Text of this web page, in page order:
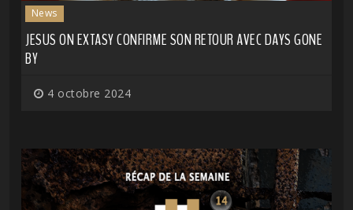
News
JESUS ON EXTASY CONFIRME SON RETOUR AVEC DAYS GONE
BY
4 octobre 2024